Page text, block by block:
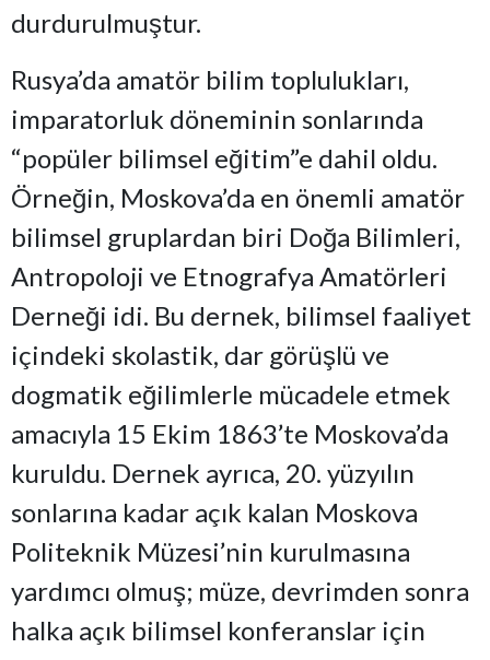
durdurulmuştur.
Rusya’da amatör bilim toplulukları,
imparatorluk döneminin sonlarında
“popüler bilimsel eğitim”e dahil oldu.
Örneğin, Moskova’da en önemli amatör
bilimsel gruplardan biri Doğa Bilimleri,
Antropoloji ve Etnografya Amatörleri
Derneği idi. Bu dernek, bilimsel faaliyet
içindeki skolastik, dar görüşlü ve
dogmatik eğilimlerle mücadele etmek
amacıyla 15 Ekim 1863’te Moskova’da
kuruldu. Dernek ayrıca, 20. yüzyılın
sonlarına kadar açık kalan Moskova
Politeknik Müzesi’nin kurulmasına
yardımcı olmuş; müze, devrimden sonra
halka açık bilimsel konferanslar için